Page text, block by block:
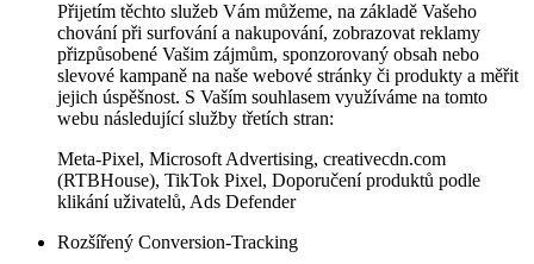
Přijetím těchto služeb Vám můžeme, na základě Vašeho
chování při surfování a nakupování, zobrazovat reklamy
přizpůsobené Vašim zájmům, sponzorovaný obsah nebo
slevové kampaně na naše webové stránky či produkty a měřit
jejich úspěšnost. S Vaším souhlasem využíváme na tomto
webu následující služby třetích stran:
Meta-Pixel, Microsoft Advertising, creativecdn.com
(RTBHouse), TikTok Pixel, Doporučení produktů podle
klikání uživatelů, Ads Defender
Rozšířený Conversion-Tracking